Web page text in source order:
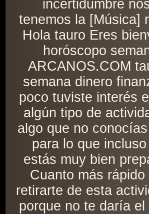
incertidumbre
tenemos la [Música]
Hola tauro Eres
horóscopo
ARCANOS.COM
semana dinero
poco tuviste interés
algún tipo de
algo que no
para lo que
estás muy bien
Cuanto más rápido
retirarte de esta
porque no te daría el